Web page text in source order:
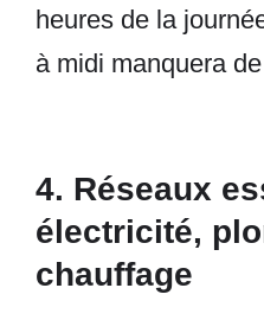
heures de la
à midi manquera de
4. Réseaux
électricité,
chauffage